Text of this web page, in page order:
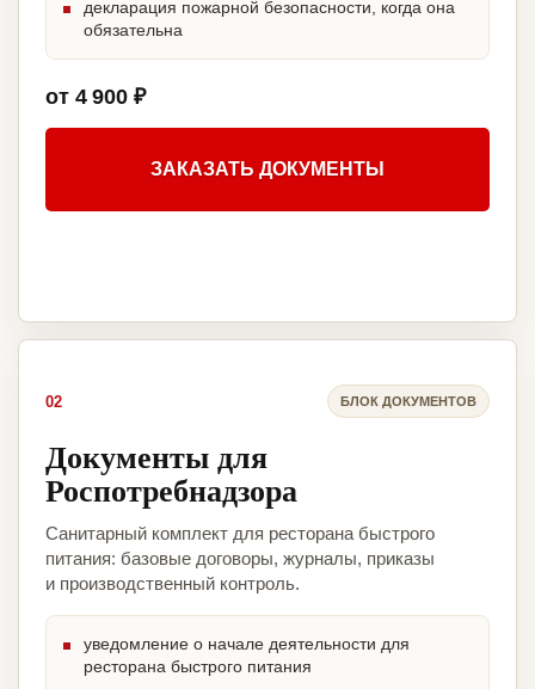
декларация пожарной безопасности, когда она
обязательна
от 4 900 ₽
ЗАКАЗАТЬ ДОКУМЕНТЫ
02 БЛОК ДОКУМЕНТОВ
Документы для
Роспотребнадзора
Санитарный комплект для ресторана быстрого
питания: базовые договоры, журналы, приказы
и производственный контроль.
уведомление о начале деятельности для
ресторана быстрого питания